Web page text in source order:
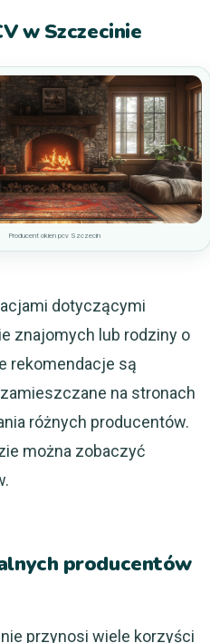
w Szczecinie
Producent okien pcv Szczecin
dotyczącymi
znajomych lub rodziny o
rekomendacje są
na stronach
różnych producentów.
można zobaczyć
producentów
przynosi wiele korzyści